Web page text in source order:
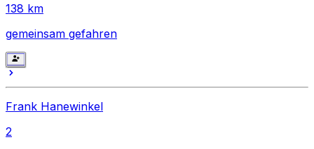
138 km
gemeinsam gefahren
Frank Hanewinkel
2